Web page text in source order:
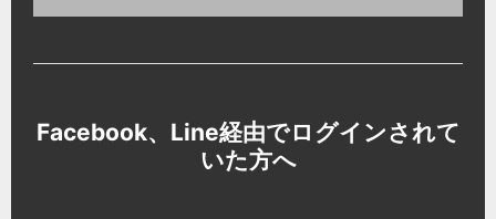
Facebook、Line経由でログインされて
いた方へ